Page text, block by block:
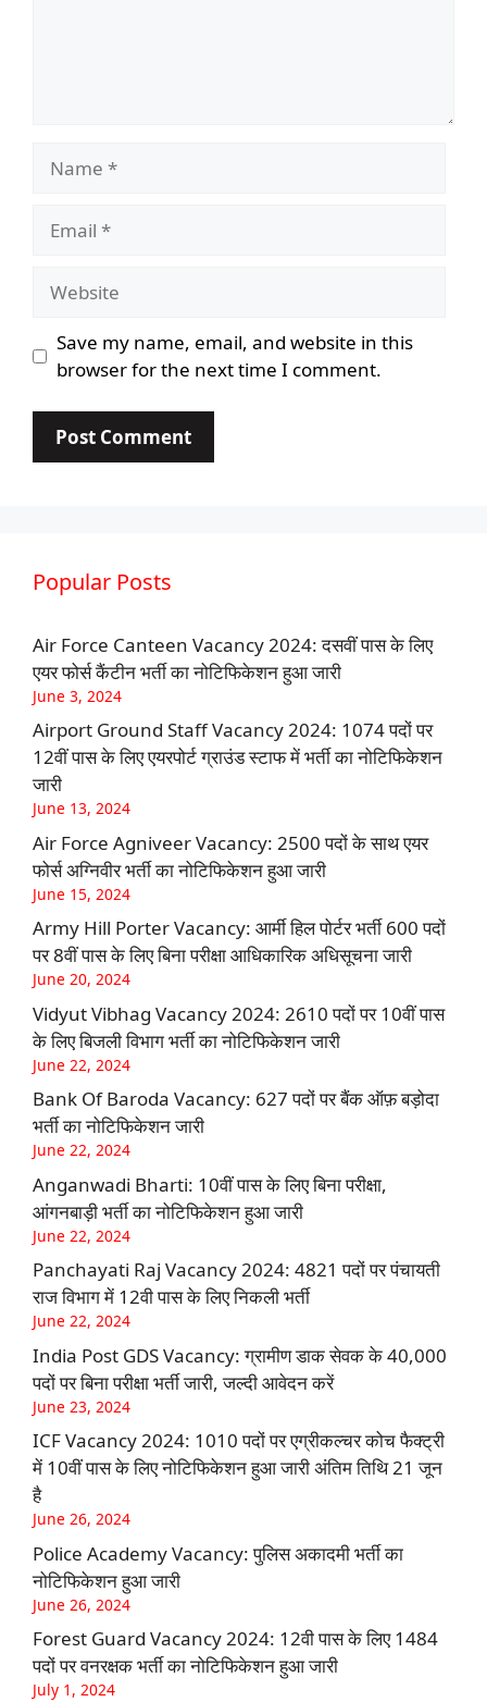
Save my name, email, and website in this
browser for the next time I comment.
Popular Posts
Air Force Canteen Vacancy 2024: दसवीं पास के लिए
एयर फोर्स कैंटीन भर्ती का नोटिफिकेशन हुआ जारी
June 3, 2024
Airport Ground Staff Vacancy 2024: 1074 पदों पर
12वीं पास के लिए एयरपोर्ट ग्राउंड स्टाफ में भर्ती का नोटिफिकेशन
जारी
June 13, 2024
Air Force Agniveer Vacancy: 2500 पदों के साथ एयर
फोर्स अग्निवीर भर्ती का नोटिफिकेशन हुआ जारी
June 15, 2024
Army Hill Porter Vacancy: आर्मी हिल पोर्टर भर्ती 600 पदों
पर 8वीं पास के लिए बिना परीक्षा आधिकारिक अधिसूचना जारी
June 20, 2024
Vidyut Vibhag Vacancy 2024: 2610 पदों पर 10वीं पास
के लिए बिजली विभाग भर्ती का नोटिफिकेशन जारी
June 22, 2024
Bank Of Baroda Vacancy: 627 पदों पर बैंक ऑफ़ बड़ोदा
भर्ती का नोटिफिकेशन जारी
June 22, 2024
Anganwadi Bharti: 10वीं पास के लिए बिना परीक्षा,
आंगनबाड़ी भर्ती का नोटिफिकेशन हुआ जारी
June 22, 2024
Panchayati Raj Vacancy 2024: 4821 पदों पर पंचायती
राज विभाग में 12वी पास के लिए निकली भर्ती
June 22, 2024
India Post GDS Vacancy: ग्रामीण डाक सेवक के 40,000
पदों पर बिना परीक्षा भर्ती जारी, जल्दी आवेदन करें
June 23, 2024
ICF Vacancy 2024: 1010 पदों पर एग्रीकल्चर कोच फैक्ट्री
में 10वीं पास के लिए नोटिफिकेशन हुआ जारी अंतिम तिथि 21 जून
है
June 26, 2024
Police Academy Vacancy: पुलिस अकादमी भर्ती का
नोटिफिकेशन हुआ जारी
June 26, 2024
Forest Guard Vacancy 2024: 12वी पास के लिए 1484
पदों पर वनरक्षक भर्ती का नोटिफिकेशन हुआ जारी
July 1, 2024